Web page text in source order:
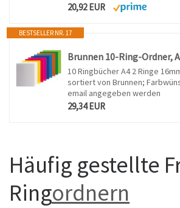
20,92 EUR
BESTSELLER NR. 17
10 Ringbücher A4 2 Ringe
sortiert von Brunnen;
email angegeben werden
29,34 EUR
Häufig gestellte
Ringordnern